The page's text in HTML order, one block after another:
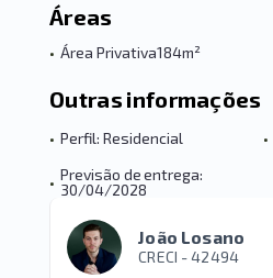
Áreas
• Área Privativa184m²
Outras informações
• Perfil: Residencial •
• Previsão de entrega:
30/04/2028
João Losano
CRECI -42494